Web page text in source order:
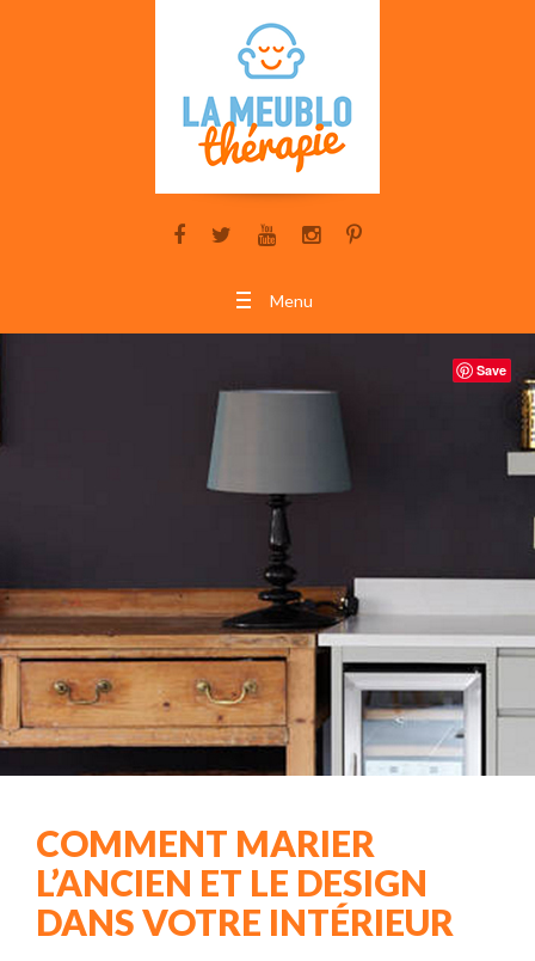
Menu
Save
COMMENT MARIER
L’ANCIEN ET LE DESIGN
DANS VOTRE INTÉRIEUR